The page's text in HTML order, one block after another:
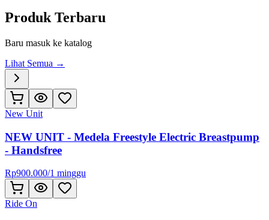
Produk Terbaru
Baru masuk ke katalog
Lihat Semua →
New Unit
NEW UNIT - Medela Freestyle Electric Breastpump
- Handsfree
Rp900.000/1 minggu
Ride On